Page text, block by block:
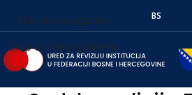
Skip to navigation
Skip to main content
BS